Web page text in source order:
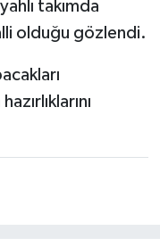
takımda
olduğu gözlendi.